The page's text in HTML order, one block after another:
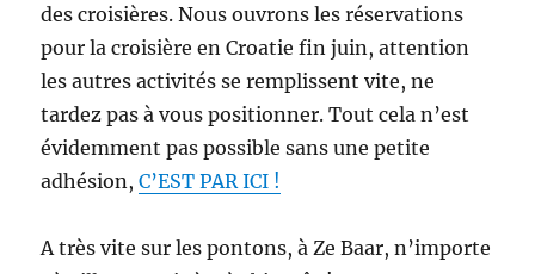
des croisières. Nous ouvrons les réservations
pour la croisière en Croatie fin juin, attention
les autres activités se remplissent vite, ne
tardez pas à vous positionner. Tout cela n’est
évidemment pas possible sans une petite
adhésion,C’EST PAR ICI !
A très vite sur les pontons, à Ze Baar, n’importe